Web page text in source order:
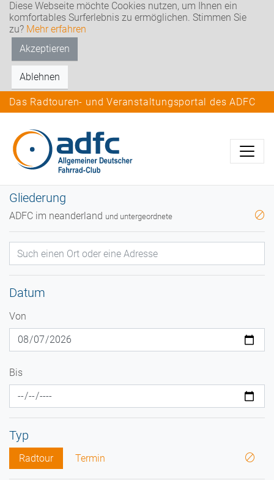
Diese Webseite möchte Cookies nutzen, um Ihnen ein
komfortables Surferlebnis zu ermöglichen. Stimmen Sie
zu? Mehr erfahren
Akzeptieren
Ablehnen
Das Radtouren- und Veranstaltungsportal des ADFC
Gliederung
ADFC im neanderland und untergeordnete
Datum
Von
Bis
Typ
Radtour Termin